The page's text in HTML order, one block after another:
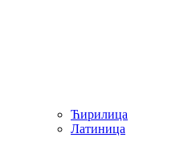
Ћирилица
Латиница